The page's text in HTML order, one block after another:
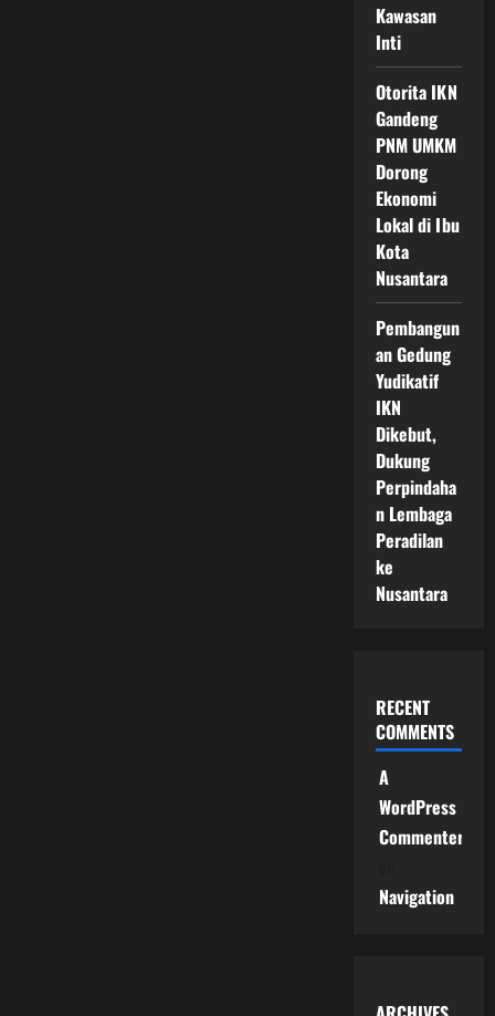
Kawasan
Inti
Otorita IKN
Gandeng
PNM UMKM
Dorong
Ekonomi
Lokal di Ibu
Kota
Nusantara
Pembangun
an Gedung
Yudikatif
IKN
Dikebut,
Dukung
Perpindaha
n Lembaga
Peradilan
ke
Nusantara
RECENT
COMMENTS
A
WordPress
Commenter
Navigation